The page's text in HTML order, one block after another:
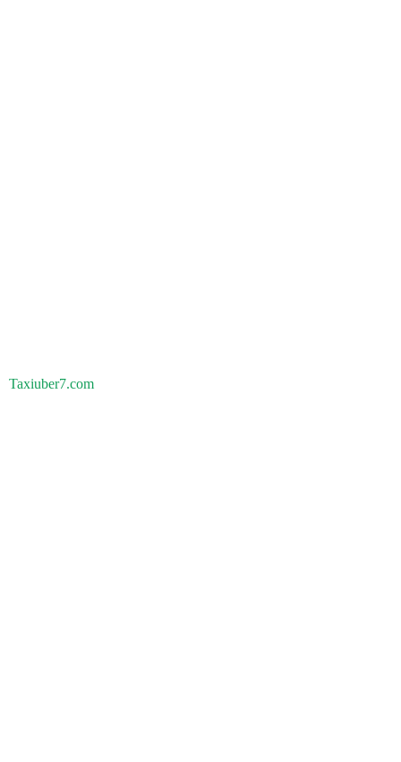
Taxiuber7.com